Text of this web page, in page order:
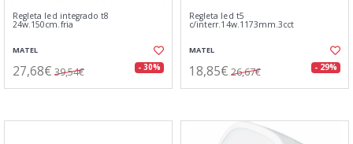
Regleta led integrado t8
24w.150cm.fria
MATEL
27,68€ 39,54€ - 30%
Regleta led t5
c/interr.14w.1173mm.3cct
MATEL
18,85€ 26,67€ - 29%